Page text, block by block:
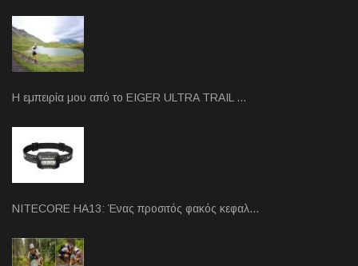
Η εμπειρία μου από το EIGER ULTRA TRAIL …
NITECORE HA13: Ένας προσιτός φακός κεφαλ…